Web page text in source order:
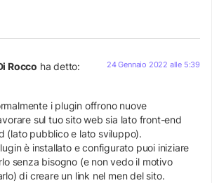
Rocco ha detto: 24 Gennaio 2022 alle 5:39
i plugin offrono nuove
sul tuo sito web sia lato front-end
(lato pubblico e lato sviluppo).
è installato e configurato puoi iniziare
senza bisogno (e non vedo il motivo
di creare un link nel men del sito.